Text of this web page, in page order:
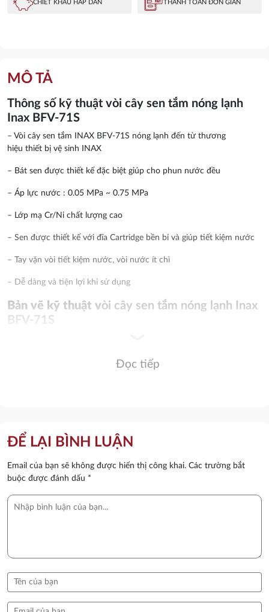
CHIẾT KHẤU HẤP DẪN THANH TOÁN ĐƠN GIẢN
MÔ TẢ
Thông số kỹ thuật vòi cây sen tắm nóng lạnh
Inax BFV-71S
– Vòi cây sen tắm INAX BFV-71S nóng lạnh đến từ thương
hiệu thiết bị vệ sinh INAX
– Bát sen được thiết kế đặc biệt giúp cho phun nước đều
– Áp lực nước : 0.05 MPa ~ 0.75 MPa
– Lớp mạ Cr/Ni chất lượng cao
– Sen được thiết kế với đĩa Cartridge bền bỉ và giúp tiết kiệm nước
– Tay vặn vòi tiết kiệm nước, vòi nước ít chì
– Dễ dàng và tiện lợi khi sử dụng
Bản vẽ kỹ thuật vòi cây sen tắm nóng lạnh Inax
BFV-71S
Đọc tiếp
ĐỂ LẠI BÌNH LUẬN
Email của bạn sẽ không được hiển thị công khai. Các trường bắt
buộc được đánh dấu *